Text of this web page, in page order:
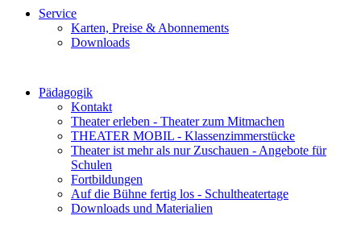
Service
Karten, Preise & Abonnements
Downloads
Pädagogik
Kontakt
Theater erleben - Theater zum Mitmachen
THEATER MOBIL - Klassenzimmerstücke
Theater ist mehr als nur Zuschauen - Angebote für
Schulen
Fortbildungen
Auf die Bühne fertig los - Schultheatertage
Downloads und Materialien